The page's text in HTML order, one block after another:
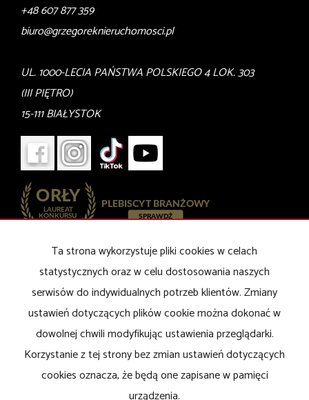
+48 607 877 359
biuro@grzegoreknieruchomosci.pl
UL. 1000-LECIA PAŃSTWA POLSKIEGO 4 LOK. 303
(III PIĘTRO)
15-111 BIAŁYSTOK
Mieszkaniana wynajem
Domyna wynajem
Działki na wynajem
Lokalena wynajem
Mieszkania na sprzedaż
Domyna sprzedaż
Działkina sprzedaż
Lokalena sprzedaż
Ta strona wykorzystuje pliki cookies w celach
statystycznych oraz w celu dostosowania naszych
serwisów do indywidualnych potrzeb klientów. Zmiany
ustawień dotyczących plików cookie można dokonać w
dowolnej chwili modyfikując ustawienia przeglądarki.
Korzystanie z tej strony bez zmian ustawień dotyczących
cookies oznacza, że będą one zapisane w pamięci
urządzenia.